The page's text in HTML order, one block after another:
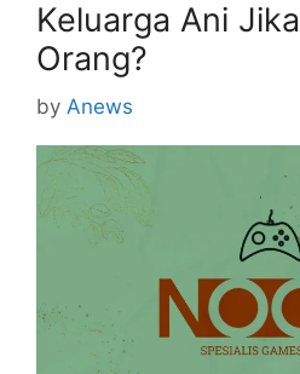
Keluarga Ani
Orang?
by Anews